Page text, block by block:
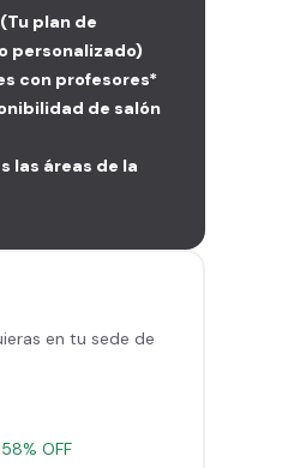
plan de
personalizado)
con profesores*
de salón
las áreas de la
en tu sede de
58% OFF